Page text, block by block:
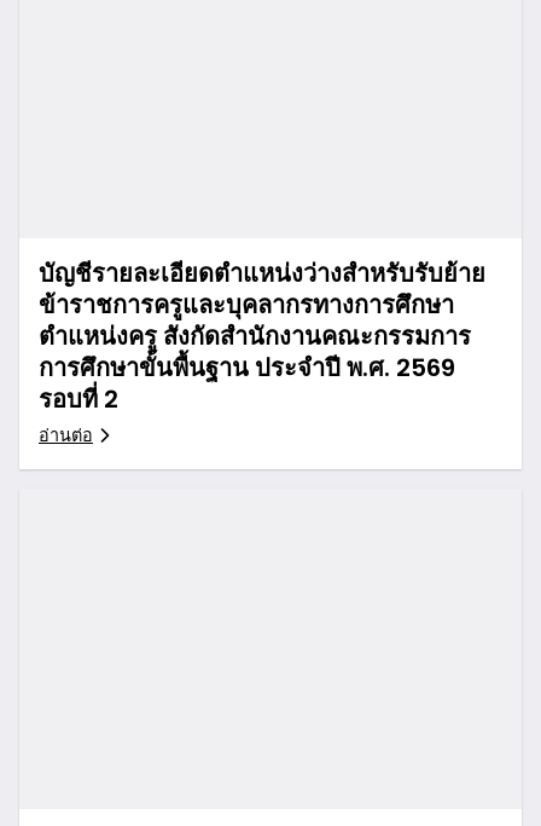
บัญชีรายละเอียดตำแหน่งว่างสำหรับรับย้าย
ข้าราชการครูและบุคลากรทางการศึกษา
ตำแหน่งครู สังกัดสำนักงานคณะกรรมการ
การศึกษาขั้นพื้นฐาน ประจำปี พ.ศ. 2569
รอบที่ 2
อ่านต่อ